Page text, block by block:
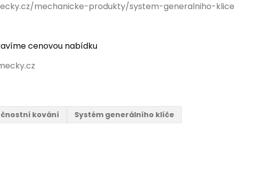
mechanicke-produkty/system-generalniho-klice
cenovou nabídku
kování Systém generálního klíče